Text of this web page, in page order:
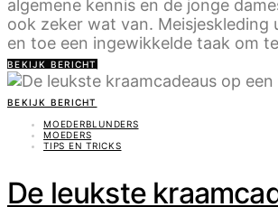
algemene kennis en de jonge
ook zeker wat van. Meisjeskleding
en toe een ingewikkelde taak om
BEKIJK BERICHT
BEKIJK BERICHT
MOEDERBLUNDERS
MOEDERS
TIPS EN TRICKS
De leukste